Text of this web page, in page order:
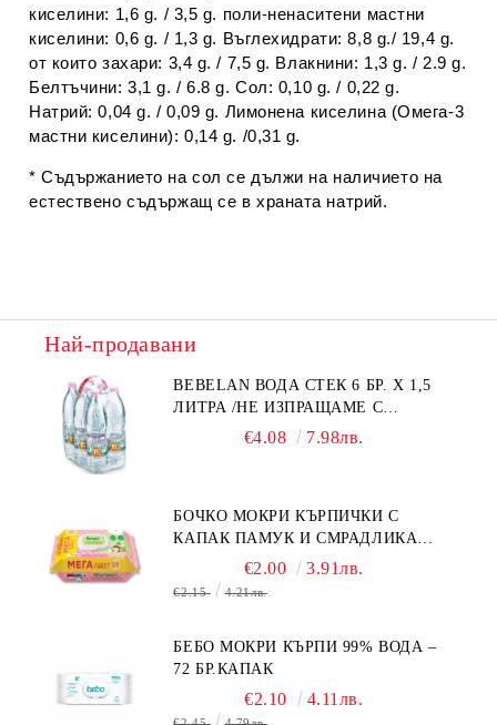
киселини: 1,6 g. / 3,5 g. поли-ненаситени мастни
киселини: 0,6 g. / 1,3 g. Въглехидрати: 8,8 g./ 19,4 g.
от които захари: 3,4 g. / 7,5 g. Влакнини: 1,3 g. / 2.9 g.
Белтъчини: 3,1 g. / 6.8 g. Сол: 0,10 g. / 0,22 g.
Натрий: 0,04 g. / 0,09 g. Лимонена киселина (Омега-3
мастни киселини): 0,14 g. /0,31 g.
* Съдържанието на сол се дължи на наличието на
естествено съдържащ се в храната натрий.
Най-продавани
BEBELAN ВОДА СТЕК 6 БР. Х 1,5
ЛИТРА /НЕ ИЗПРАЩАМЕ С
€4.08 7.98лв.
БОЧКО МОКРИ КЪРПИЧКИ С
КАПАК ПАМУК И СМРАДЛИКА
€2.00 3.91лв.
€2.15 4.21лв.
БЕБО МОКРИ КЪРПИ 99% ВОДА –
72 БР.КАПАК
€2.10 4.11лв.